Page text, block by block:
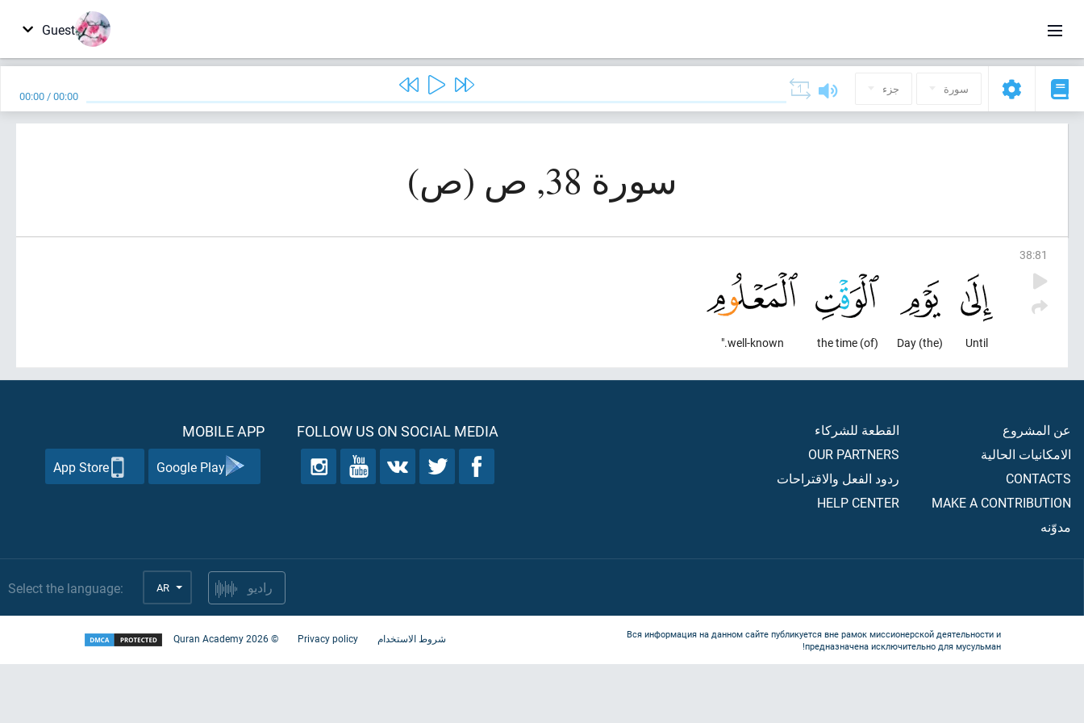
Guest
سورة جزء 00:00 /00:00
سورة 38, ص (ص)
38:81
Until
(the) Day
(of) the time
well-known."
عن المشروع
الامكانيات الحالية
CONTACTS
MAKE A CONTRIBUTION
مدوّنه
القطعة للشركاء
OUR PARTNERS
ردود الفعل والاقتراحات
HELP CENTER
FOLLOW US ON SOCIAL MEDIA
MOBILE APP
Google Play
App Store
Select the language: AR راديو
Вся информация на данном сайте публикуется вне рамок миссионерской деятельности и
предназначена исключительно для мусульман!
شروط الاستخدام Privacy policy
©
2026